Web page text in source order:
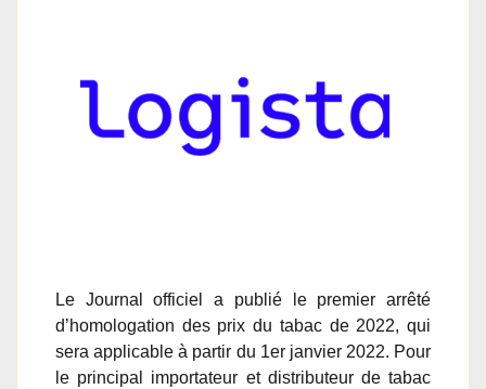
Le Journal officiel a publié le premier arrêté
d’homologation des prix du tabac de 2022, qui
sera applicable à partir du 1er janvier 2022. Pour
le principal importateur et distributeur de tabac